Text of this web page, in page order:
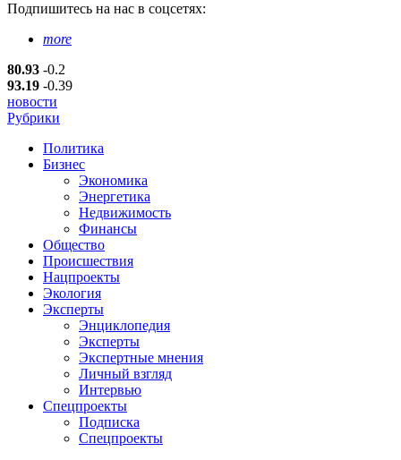
Подпишитесь на нас в соцсетях:
more
80.93 -0.2
93.19 -0.39
новости
Рубрики
Политика
Бизнес
Экономика
Энергетика
Недвижимость
Финансы
Общество
Происшествия
Нацпроекты
Экология
Эксперты
Энциклопедия
Эксперты
Экспертные мнения
Личный взгляд
Интервью
Спецпроекты
Подписка
Спецпроекты